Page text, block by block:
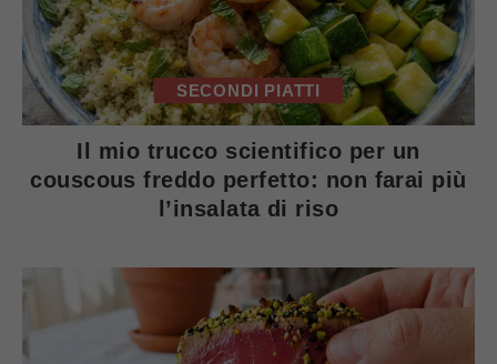
SECONDI PIATTI
Il mio trucco scientifico per un
couscous freddo perfetto: non farai più
l’insalata di riso